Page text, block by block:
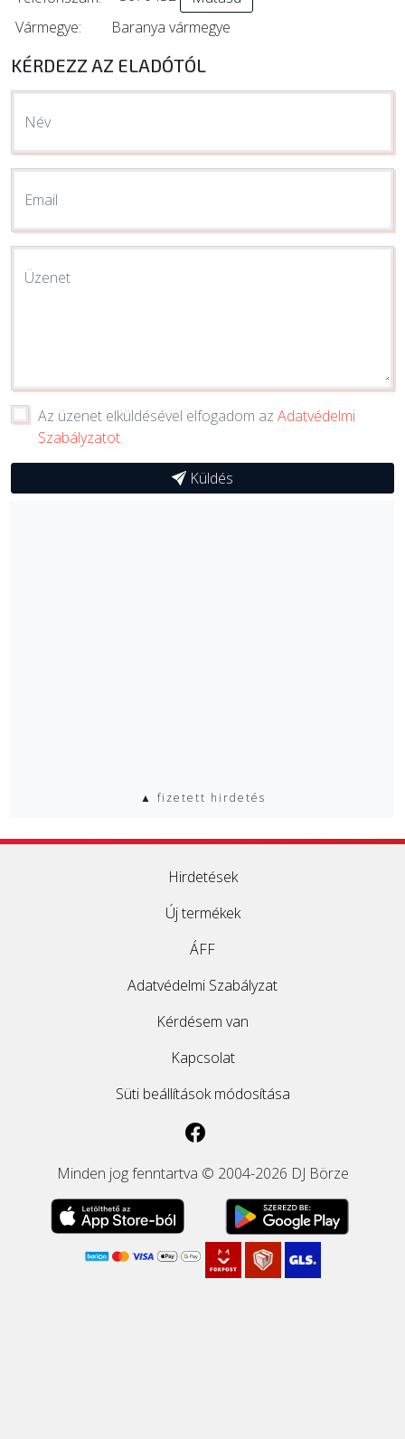
Vármegye:
Baranya vármegye
KÉRDEZZ AZ ELADÓTÓL
Név
Email
Üzenet
Az üzenet elküldésével elfogadom az Adatvédelmi
Szabályzatot.
Küldés
▲ fizetett hirdetés
Hirdetések
Új termékek
ÁFF
Adatvédelmi Szabályzat
Kérdésem van
Kapcsolat
Süti beállítások módosítása
Minden jog fenntartva © 2004-2026 DJ Börze